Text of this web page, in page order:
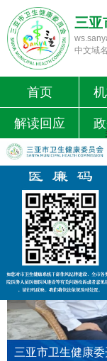
三亚
中文域
首页
解读回应
媒体聚焦|斑
地
三亚市卫生健康